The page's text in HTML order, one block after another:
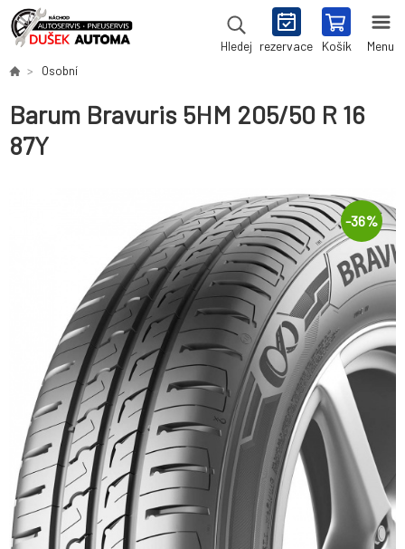
Hledej rezervace Košík Menu
Osobní
Barum Bravuris 5HM 205/50 R 16
87Y
-36%